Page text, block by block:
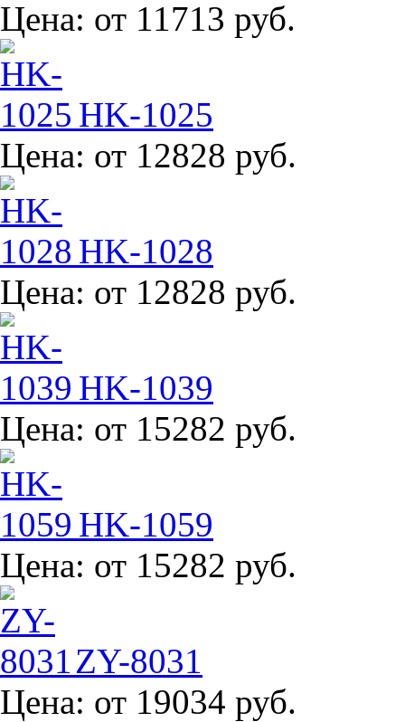
Цена: от 11713 руб.
HK-1025
Цена: от 12828 руб.
HK-1028
Цена: от 12828 руб.
HK-1039
Цена: от 15282 руб.
HK-1059
Цена: от 15282 руб.
ZY-8031
Цена: от 19034 руб.